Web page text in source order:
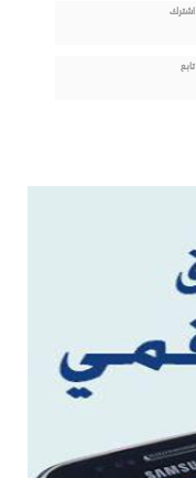
اشترك
تابع